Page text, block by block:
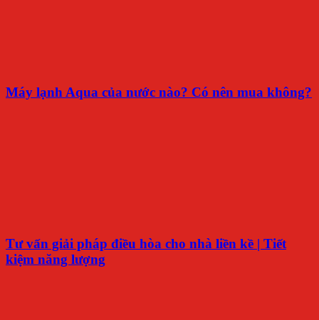
Máy lạnh Aqua của nước nào? Có nên mua không?
Tư vấn giải pháp điều hòa cho nhà liền kề | Tiết
kiệm năng lượng